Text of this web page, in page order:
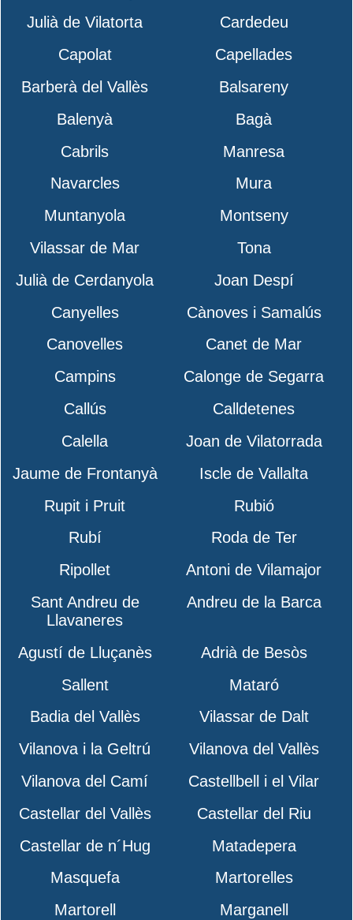
Julià de Vilatorta
Cardedeu
Capolat
Capellades
Barberà del Vallès
Balsareny
Balenyà
Bagà
Cabrils
Manresa
Navarcles
Mura
Muntanyola
Montseny
Vilassar de Mar
Tona
Julià de Cerdanyola
Joan Despí
Canyelles
Cànoves i Samalús
Canovelles
Canet de Mar
Campins
Calonge de Segarra
Callús
Calldetenes
Calella
Joan de Vilatorrada
Jaume de Frontanyà
Iscle de Vallalta
Rupit i Pruit
Rubió
Rubí
Roda de Ter
Ripollet
Antoni de Vilamajor
Sant Andreu de
Llavaneres
Andreu de la Barca
Agustí de Lluçanès
Adrià de Besòs
Sallent
Mataró
Badia del Vallès
Vilassar de Dalt
Vilanova i la Geltrú
Vilanova del Vallès
Vilanova del Camí
Castellbell i el Vilar
Castellar del Vallès
Castellar del Riu
Castellar de n´Hug
Matadepera
Masquefa
Martorelles
Martorell
Marganell